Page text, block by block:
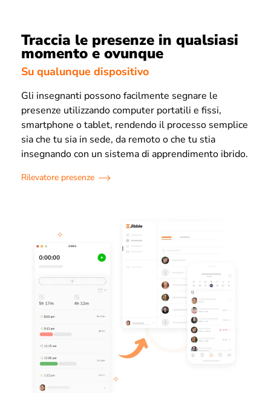
Traccia le presenze in qualsiasi
momento e ovunque
Su qualunque dispositivo
Gli insegnanti possono facilmente segnare le
presenze utilizzando computer portatili e fissi,
smartphone o tablet, rendendo il processo semplice
sia che tu sia in sede, da remoto o che tu stia
insegnando con un sistema di apprendimento ibrido.
Rilevatore presenze